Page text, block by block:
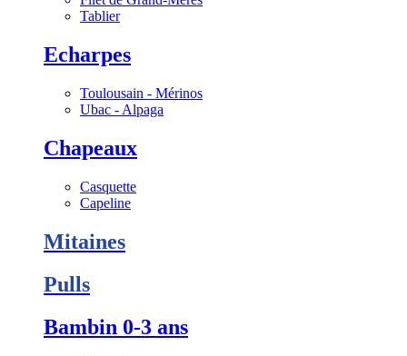
Tablier
Echarpes
Toulousain - Mérinos
Ubac - Alpaga
Chapeaux
Casquette
Capeline
Mitaines
Pulls
Bambin 0-3 ans